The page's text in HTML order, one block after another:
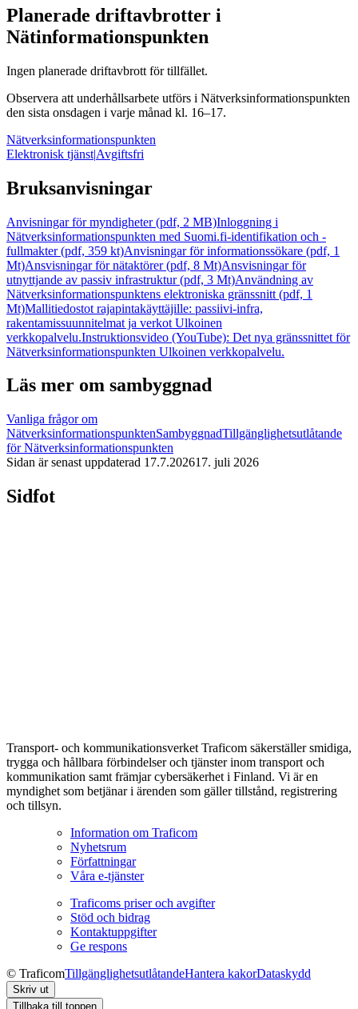
Planerade driftavbrotter i
Nätinformationspunkten
Ingen planerade driftavbrott för tillfället.
Observera att underhållsarbete utförs i Nätverksinformationspunkten
den sista onsdagen i varje månad kl. 16–17.
Nätverksinformationspunkten
Elektronisk tjänst|Avgiftsfri
Bruksanvisningar
Anvisningar för myndigheter (pdf, 2 MB)Inloggning i
Nätverksinformationspunkten med Suomi.fi-identifikation och -
fullmakter (pdf, 359 kt)Anvisningar för informationssökare (pdf, 1
Mt)Ansvisningar för nätaktörer (pdf, 8 Mt)Ansvisningar för
utnyttjande av passiv infrastruktur (pdf, 3 Mt)Användning av
Nätverksinformationspunktens elektroniska gränssnitt (pdf, 1
Mt)Mallitiedostot rajapintakäyttäjille: passiivi-infra,
rakentamissuunnitelmat ja verkot Ulkoinen
verkkopalvelu.Instruktionsvideo (YouTube): Det nya gränssnittet för
Nätverksinformationspunkten Ulkoinen verkkopalvelu.
Läs mer om sambyggnad
Vanliga frågor om
NätverksinformationspunktenSambyggnadTillgänglighetsutlåtande
för Nätverksinformationspunkten
Sidan är senast uppdaterad 17.7.202617. juli 2026
Sidfot
Transport- och kommunikationsverket Traficom säkerställer smidiga,
trygga och hållbara förbindelser och tjänster inom transport och
kommunikation samt främjar cybersäkerhet i Finland. Vi är en
myndighet som betjänar i ärenden som gäller tillstånd, registrering
och tillsyn.
Information om Traficom
Nyhetsrum
Författningar
Våra e-tjänster
Traficoms priser och avgifter
Stöd och bidrag
Kontaktuppgifter
Ge respons
© TraficomTillgänglighetsutlåtandeHantera kakorDataskydd
Skriv ut
Tillbaka till toppen